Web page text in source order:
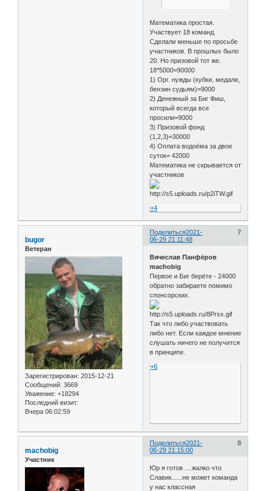
Математика простая.
Участвует 18 команд.
Сделали меньше по просьбе
участников. В прошлых было
20. Но призовой тот же.
18*5000=90000
1) Орг. нужды (кубки, медали,
бензин судьям)=9000
2) Денежный за Биг Фиш,
который всегда все
просили=9000
3) Призовой фонд
(1,2,3)=30000
4) Оплата водоёма за двое
суток= 42000
Математика не скрывается от
участников
+4
Поделиться 7
2021-
06-29 21:11:48
bugor
Ветеран
Зарегистрирован: 2015-12-21
Сообщений: 3669
Уважение: +18294
Последний визит:
Вчера 06:02:59
Вячеслав Панфёров
machobig
Первое и Биг берёте - 24000
обратно забираете помимо
спонсорских.
Так что либо участвовать
либо нет. Если каждое мнение
слушать ничего не получится
в принципе.
+6
Поделиться 8
2021-
06-29 21:15:00
machobig
Участник
Юр я готов ....жалко что
Славик......не может команда
у нас классная